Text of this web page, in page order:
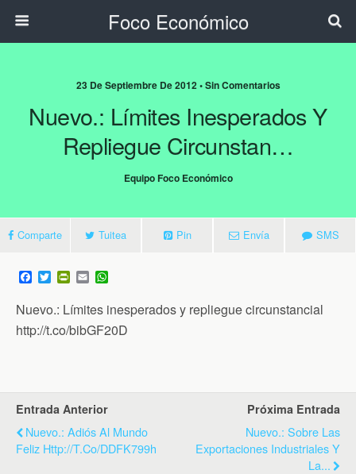
Foco Económico
23 De Septiembre De 2012 • Sin Comentarios
Nuevo.: Límites Inesperados Y
Repliegue Circunstan…
Equipo Foco Económico
Comparte Tuitea Pin Envía SMS
F
a
e
b
o
T
w
t
t
e
P
i
n
t
F
n
d
l
y
E
m
i
l
a
t
s
A
Nuevo.: Límites inesperados y repliegue circunstancial
http://t.co/bibGF20D
Entrada Anterior
Nuevo.: Adiós Al Mundo
Feliz Http://t.co/DDFK799h
Próxima Entrada
Nuevo.: Sobre Las
Exportaciones Industriales Y
La...